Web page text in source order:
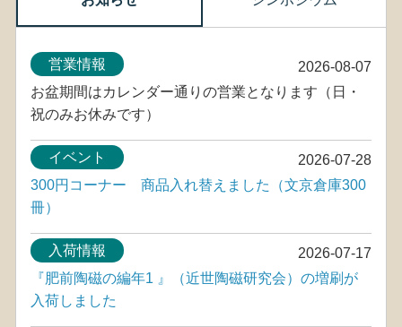
2026-08-07
営業情報
お盆期間はカレンダー通りの営業となります（日・
祝のみお休みです）
2026-07-28
イベント
300円コーナー 商品入れ替えました（文京倉庫300
冊）
2026-07-17
入荷情報
『肥前陶磁の編年1 』（近世陶磁研究会）の増刷が
入荷しました